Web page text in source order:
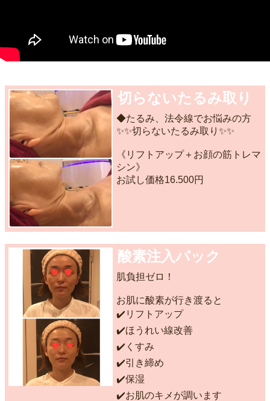
切らないたるみ取り
◆たるみ、法令線でお悩みの方
✨✨切らないたるみ取り✨✨
《リフトアップ＋お顔の筋トレマ
シン》
お試し価格16.500円
酸素注入パック
肌負担ゼロ！
お肌に酸素が行き渡ると
✔️リフトアップ
✔️ほうれい線改善
✔️くすみ
✔️引き締め
✔️保湿
✔️お肌のキメが調います